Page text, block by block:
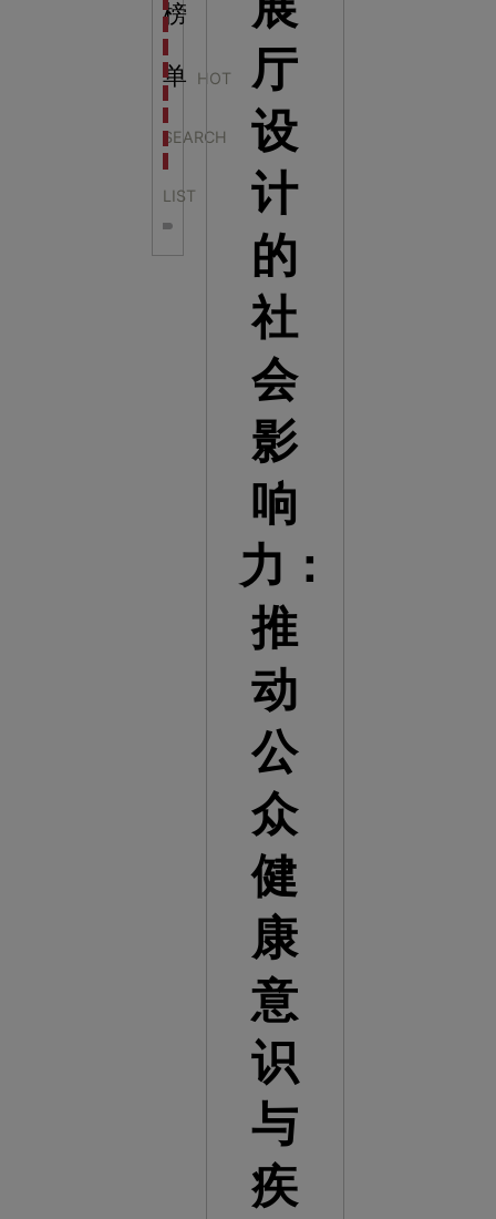
榜
单 HOT
SEARCH
LIST
科学梦中标洛阳市科学技术馆展品采购项目
科学梦中标方城县科技馆展厅升级项目
科学梦中标濮阳县科技馆公共安全体验馆项目
科学梦集团中标广西大学海洋科教馆项目
科学梦集团中标淮师附小科技长廊展项目
科学梦集团中标洪泽湖治理保护展示馆项目
厅
设
计
的
社
会
影
响
力：
推
动
公
众
健
康
意
识
与
疾